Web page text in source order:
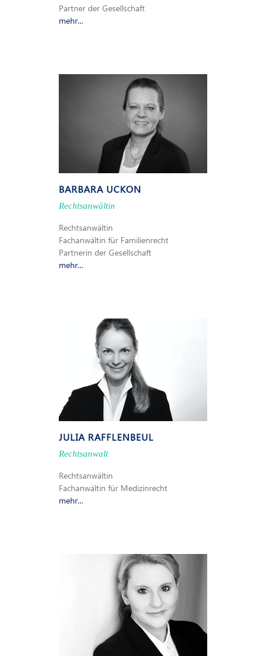
Partner der Gesellschaft
mehr...
BARBARA UCKON
Rechtsanwältin
Rechtsanwältin
Fachanwältin für Familienrecht
Partnerin der Gesellschaft
mehr...
JULIA RAFFLENBEUL
Rechtsanwalt
Rechtsanwältin
Fachanwältin für Medizinrecht
mehr...